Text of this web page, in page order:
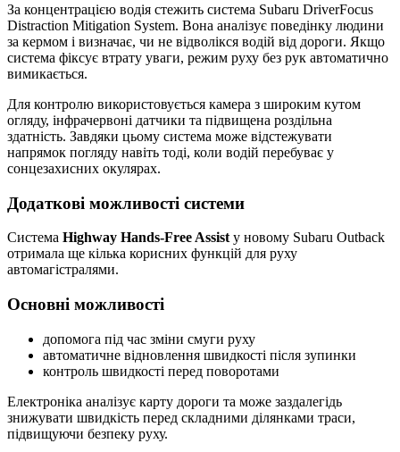
За концентрацією водія стежить система Subaru DriverFocus
Distraction Mitigation System. Вона аналізує поведінку людини
за кермом і визначає, чи не відволікся водій від дороги. Якщо
система фіксує втрату уваги, режим руху без рук автоматично
вимикається.
Для контролю використовується камера з широким кутом
огляду, інфрачервоні датчики та підвищена роздільна
здатність. Завдяки цьому система може відстежувати
напрямок погляду навіть тоді, коли водій перебуває у
сонцезахисних окулярах.
Додаткові можливості системи
Система Highway Hands-Free Assist у новому Subaru Outback
отримала ще кілька корисних функцій для руху
автомагістралями.
Основні можливості
допомога під час зміни смуги руху
автоматичне відновлення швидкості після зупинки
контроль швидкості перед поворотами
Електроніка аналізує карту дороги та може заздалегідь
знижувати швидкість перед складними ділянками траси,
підвищуючи безпеку руху.